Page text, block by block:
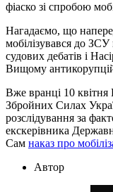
фіаско зі спробою
Нагадаємо, що
мобілізувався до ЗСУ
судових дебатів і
Вищому
Вже вранці 10 квітня
Збройних Силах
розслідування за
екскерівника
Сам наказ про
Автор